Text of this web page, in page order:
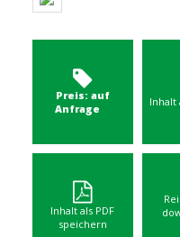
Preis: auf
Anfrage
Inhalt
Inhalt als PDF
speichern